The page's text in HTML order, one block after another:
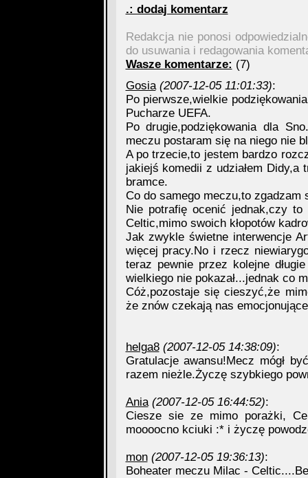
.: dodaj komentarz
Redakcja nie ponosi
do usuwania i redagowania
Wasze komentarze: (7)
Gosia (2007-12-05 11:01:33):
Po pierwsze,wielkie
Pucharze UEFA.
Po drugie,podziękowania dla
meczu postaram się na niego nie
A po trzecie,to jestem bardzo
jakiejś komedii z udziałem Didy,a
bramce.
Co do samego meczu,to zgadzam
Nie potrafię ocenić jednak,czy
Celtic,mimo swoich kłopotów
Jak zwykle świetne interwencje
więcej pracy.No i rzecz
teraz pewnie przez kolejne
wielkiego nie pokazał...jednak co
Cóż,pozostaje się cieszyć,że
że znów czekają nas
helga8 (2007-12-05 14:38:09):
Gratulacje awansu!Mecz mógł
razem nieżle.Życzę szybkiego
Ania (2007-12-05 16:44:52):
Ciesze sie ze mimo porażki,
moooocno kciuki :* i życzę
mon (2007-12-05 19:36:13):
Boheater meczu Milac -